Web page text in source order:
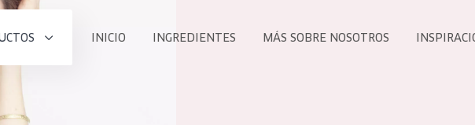
INICIO INGREDIENTES MÁS SOBRE NOSOTROS